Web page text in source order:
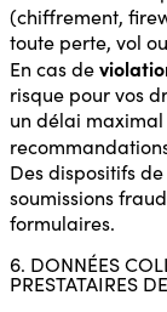
(chiffrement,
toute perte, vol
En cas de
risque pour vos
un délai
Des dispositifs
soumissions
formulaires.
6. DONNÉES
PRESTATAIRES